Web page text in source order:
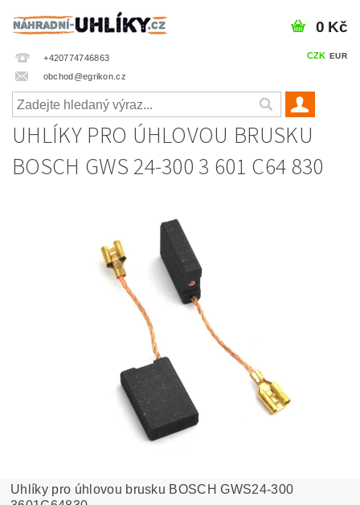
+420774746863
obchod@egrikon.cz
CZK EUR
0 Kč
UHLÍKY PRO ÚHLOVOU BRUSKU
BOSCH GWS 24-300 3 601 C64 830
Uhlíky pro úhlovou brusku BOSCH GWS24-300